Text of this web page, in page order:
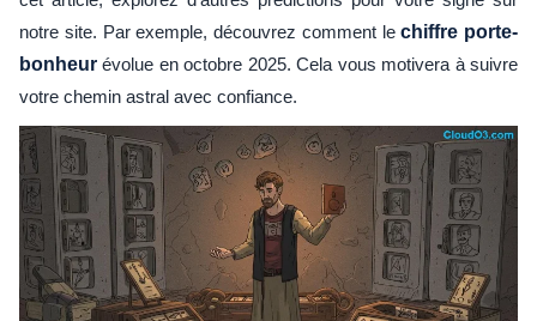
notre site. Par exemple, découvrez comment lechiffre porte-
bonheur évolue en octobre 2025. Cela vous motivera à suivre
votre chemin astral avec confiance.